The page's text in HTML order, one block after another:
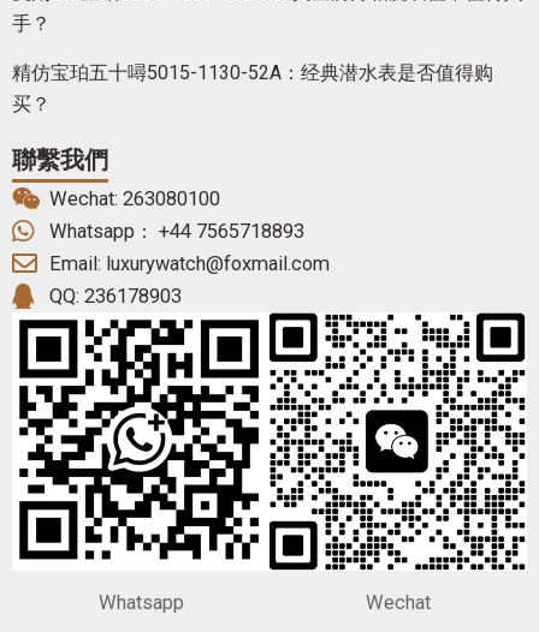
手？
精仿宝珀五十噚5015-1130-52A：经典潜水表是否值得购
买？
聯繫我們
Wechat: 263080100
Whatsapp： +44 7565718893
Email: luxurywatch@foxmail.com
QQ: 236178903
Whatsapp Wechat